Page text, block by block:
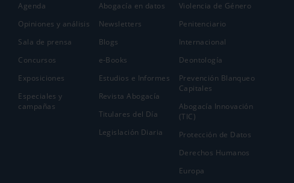
Agenda
Opiniones y análisis
Sala de prensa
Concursos
Exposiciones
Especiales y
campañas
Abogacía en datos
Newsletters
Blogs
e-Books
Estudios e Informes
Revista Abogacía
Titulares del Día
Legislación Diaria
Violencia de Género
Penitenciario
Internacional
Deontología
Prevención Blanqueo
Capitales
Abogacía Innovación
(TIC)
Protección de Datos
Derechos Humanos
Europa